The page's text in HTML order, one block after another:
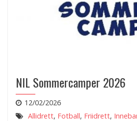
NIL Sommercamper 2026
12/02/2026
Allidrett, Fotball, Friidrett,